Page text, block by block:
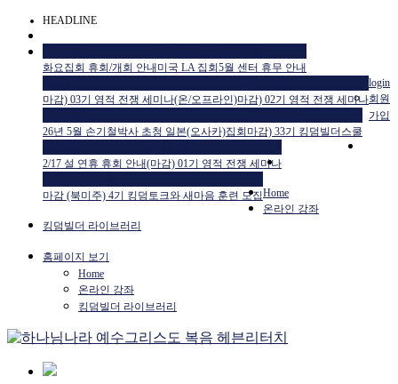
HEADLINE
화요집회 휴회/개회 안내 미국 LA 집회 5월 센터 휴무 안내
마감) 03기 영적 전쟁 세미나(온/오프라인)마감) 02기 영적 전쟁 세미나
26년 5월 손기철박사 초청 일본(오사카)집회 마감) 33기 킹덤빌더스쿨
2/17 설 연휴 휴회 안내(마감) 01기 영적 전쟁 세미나
마감 (북미주) 4기 킹덤토크와 새마음 훈련 모집
login
회원
가입
Home
온라인 강좌
킹덤빌더 라이브러리
홈페이지 보기
Home
온라인 강좌
킹덤빌더 라이브러리